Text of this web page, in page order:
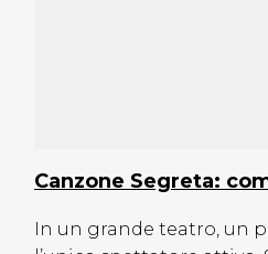
Canzone Segreta:
In un grande teatro, un